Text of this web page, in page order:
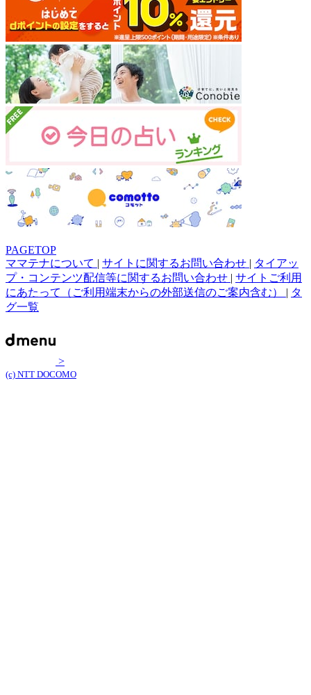
PAGETOP
ママテナについて | サイトに関するお問い合わせ | タイアッ
プ・コンテンツ配信等に関するお問い合わせ | サイトご利用
にあたって（ご利用端末からの外部送信のご案内含む） | タ
グ一覧
>
(c) NTT DOCOMO